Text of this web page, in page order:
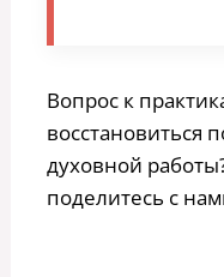
Вопрос к
восстановиться
духовной
поделитесь с